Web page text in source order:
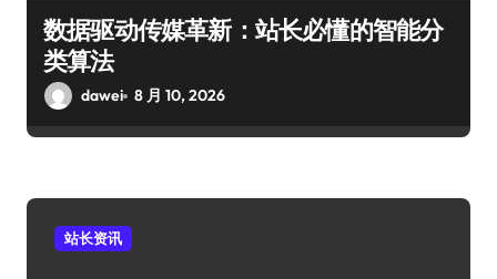
数据驱动传媒革新：站长必懂的智能分
类算法
dawei 8 月 10, 2026
站长资讯